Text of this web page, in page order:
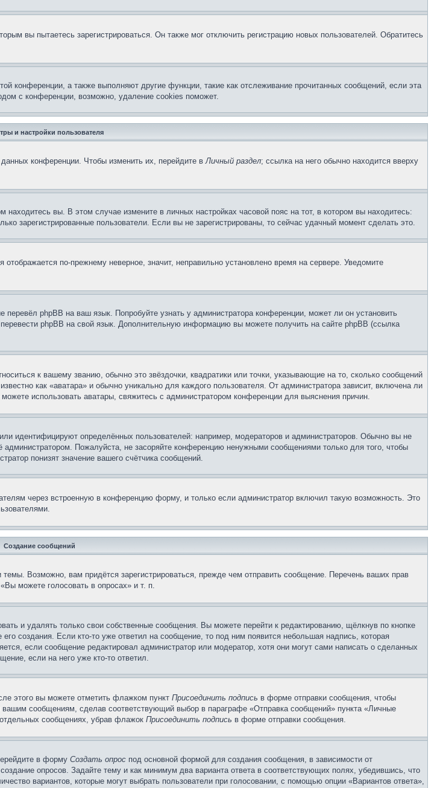
вы пытаетесь зарегистрироваться. Он также мог отключить регистрацию новых пользователей. Обратитесь
конференции, а также выполняют другие функции, такие как отслеживание прочитанных сообщений, если эта
с конференции, возможно, удаление cookies поможет.
и настройки пользователя
конференции. Чтобы изменить их, перейдите вЛичный раздел; ссылка на него обычно находится вверху
вы. В этом случае измените в личных настройках часовой пояс на тот, в котором вы находитесь:
зарегистрированные пользователи. Если вы не зарегистрированы, то сейчас удачный момент сделать это.
по-прежнему неверное, значит, неправильно установлено время на сервере. Уведомите
phpBB на ваш язык. Попробуйте узнать у администратора конференции, может ли он установить
phpBB на свой язык. Дополнительную информацию вы можете получить на сайте phpBB (ссылка
к вашему званию, обычно это звёздочки, квадратики или точки, указывающие на то, сколько сообщений
как «аватара» и обычно уникально для каждого пользователя. От администратора зависит, включена ли
использовать аватары, свяжитесь с администратором конференции для выяснения причин.
идентифицируют определённых пользователей: например, модераторов и администраторов. Обычно вы не
Пожалуйста, не засоряйте конференцию ненужными сообщениями только для того, чтобы
понизят значение вашего счётчика сообщений.
через встроенную в конференцию форму, и только если администратор включил такую возможность. Это
Создание сообщений
Возможно, вам придётся зарегистрироваться, прежде чем отправить сообщение. Перечень ваших прав
можете голосовать в опросах» и т. п.
и удалять только свои собственные сообщения. Вы можете перейти к редактированию, щёлкнув по кнопке
создания. Если кто-то уже ответил на сообщение, то под ним появится небольшая надпись, которая
если сообщение редактировал администратор или модератор, хотя они могут сами написать о сделанных
если на него уже кто-то ответил.
этого вы можете отметить флажком пункт Присоединить подпись в форме отправки сообщения, чтобы
сообщениям, сделав соответствующий выбор в параграфе «Отправка сообщений» пункта «Личные
сообщениях, убрав флажок Присоединить подпись в форме отправки сообщения.
в форму Создать опрос под основной формой для создания сообщения, в зависимости от
опросов. Задайте тему и как минимум два варианта ответа в соответствующих полях, убедившись, что
вариантов, которые могут выбрать пользователи при голосовании, с помощью опции «Вариантов ответа»,